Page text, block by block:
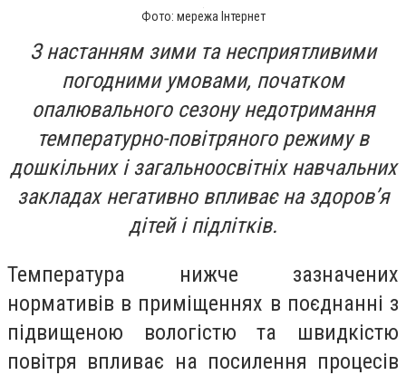
Фото: мережа Інтернет
З настанням зими та несприятливими
погодними умовами, початком
опалювального сезону недотримання
температурно-повітряного режиму в
дошкільних і загальноосвітніх навчальних
закладах негативно впливає на здоров’я
дітей і підлітків.
Температура нижче зазначених
нормативів в приміщеннях в поєднанні з
підвищеною вологістю та швидкістю
повітря впливає на посилення процесів